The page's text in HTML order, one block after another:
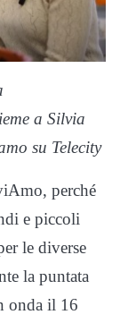
a Silvia
su Telecity
perché
e piccoli
le diverse
la puntata
onda il 16